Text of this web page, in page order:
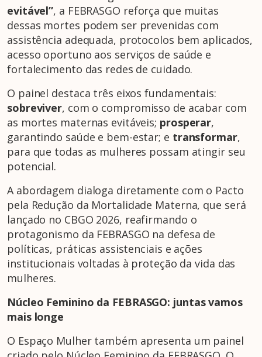
evitável”, a FEBRASGO reforça que muitas
dessas mortes podem ser prevenidas com
assistência adequada, protocolos bem aplicados,
acesso oportuno aos serviços de saúde e
fortalecimento das redes de cuidado.
O painel destaca três eixos fundamentais:
sobreviver, com o compromisso de acabar com
as mortes maternas evitáveis; prosperar,
garantindo saúde e bem-estar; e transformar,
para que todas as mulheres possam atingir seu
potencial.
A abordagem dialoga diretamente com o Pacto
pela Redução da Mortalidade Materna, que será
lançado no CBGO 2026, reafirmando o
protagonismo da FEBRASGO na defesa de
políticas, práticas assistenciais e ações
institucionais voltadas à proteção da vida das
mulheres.
Núcleo Feminino da FEBRASGO: juntas vamos
mais longe
O Espaço Mulher também apresenta um painel